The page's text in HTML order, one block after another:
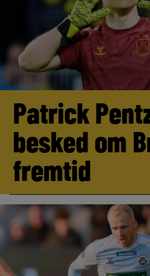
Patrick
besked om
fremtid